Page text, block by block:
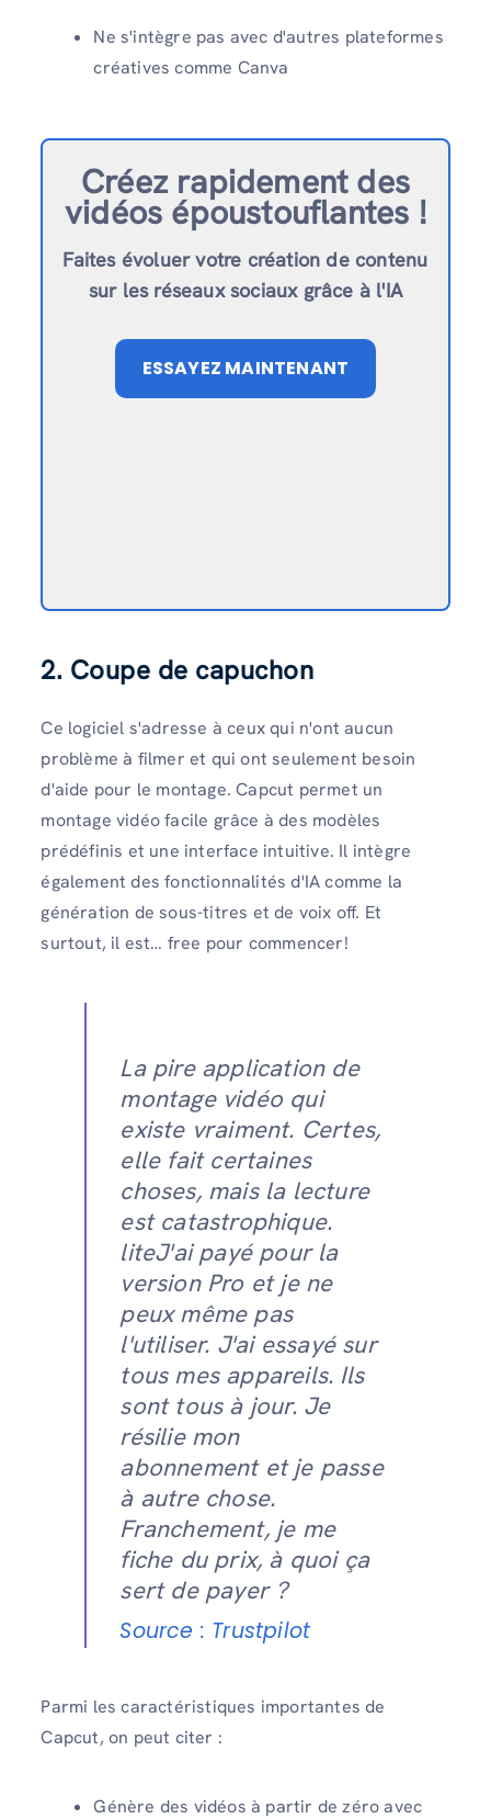
Ne s'intègre pas avec d'autres plateformes
créatives comme Canva
Créez rapidement des
vidéos époustouflantes !
Faites évoluer votre création de contenu
sur les réseaux sociaux grâce à l'IA
ESSAYEZ MAINTENANT
2. Coupe de capuchon
Ce logiciel s'adresse à ceux qui n'ont aucun
problème à filmer et qui ont seulement besoin
d'aide pour le montage. Capcut permet un
montage vidéo facile grâce à des modèles
prédéfinis et une interface intuitive. Il intègre
également des fonctionnalités d'IA comme la
génération de sous-titres et de voix off. Et
surtout, il est… free pour commencer!
La pire application de
montage vidéo qui
existe vraiment. Certes,
elle fait certaines
choses, mais la lecture
est catastrophique.
liteJ'ai payé pour la
version Pro et je ne
peux même pas
l'utiliser. J'ai essayé sur
tous mes appareils. Ils
sont tous à jour. Je
résilie mon
abonnement et je passe
à autre chose.
Franchement, je me
fiche du prix, à quoi ça
sert de payer ?
Source : Trustpilot
Parmi les caractéristiques importantes de
Capcut, on peut citer :
Génère des vidéos à partir de zéro avec